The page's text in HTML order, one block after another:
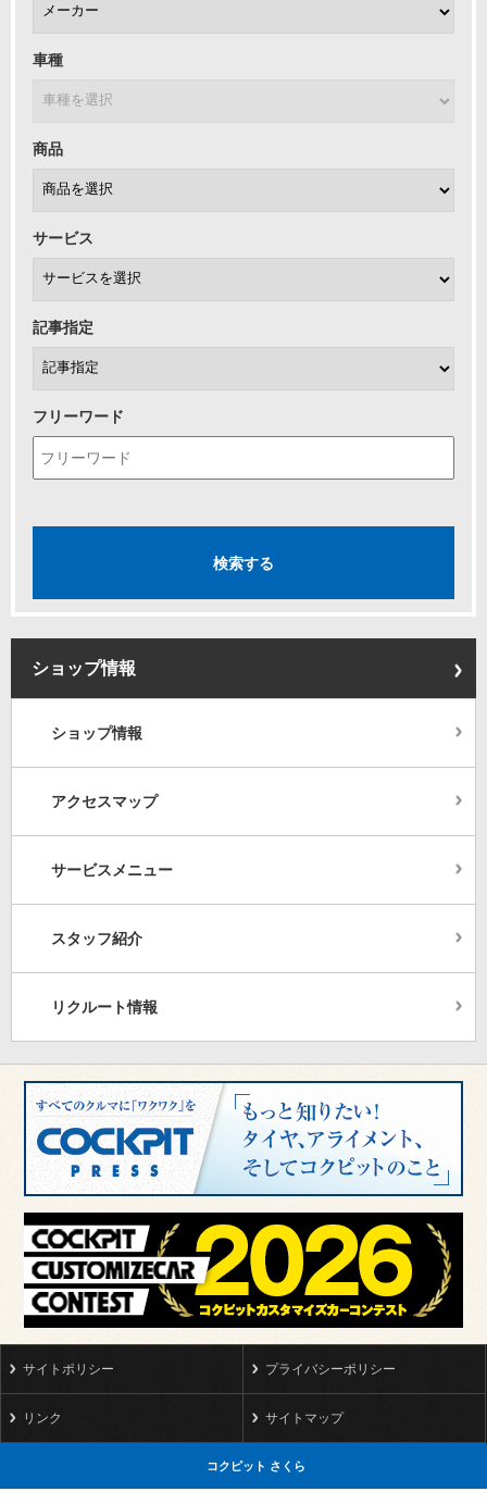
車種
商品
サービス
記事指定
フリーワード
ショップ情報
ショップ情報
アクセスマップ
サービスメニュー
スタッフ紹介
リクルート情報
サイトポリシー プライバシーポリシー
リンク サイトマップ
コクピット さくら